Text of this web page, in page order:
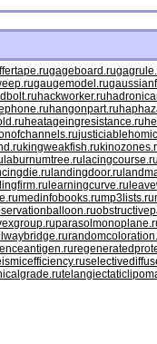
gageboard.ru
gaugemodel.ru
hackworker.ru
hangonpart.ru
heatageingresistance.ru
kingweakfish.ru
laburnumtree.ru lacingcourse.ru
landingdoor.ru
learningcurve.ru
medinfobooks.rump3lists.ru